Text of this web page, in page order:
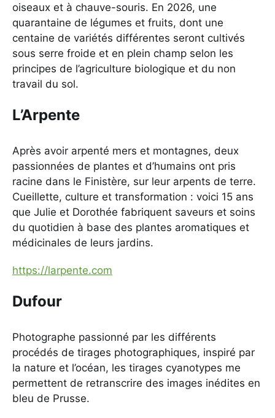
oiseaux et à chauve-souris. En 2026, une
quarantaine de légumes et fruits, dont une
centaine de variétés différentes seront cultivés
sous serre froide et en plein champ selon les
principes de l’agriculture biologique et du non
travail du sol.
L’Arpente
Après avoir arpenté mers et montagnes, deux
passionnées de plantes et d’humains ont pris
racine dans le Finistère, sur leur arpents de terre.
Cueillette, culture et transformation : voici 15 ans
que Julie et Dorothée fabriquent saveurs et soins
du quotidien à base des plantes aromatiques et
médicinales de leurs jardins.
https://larpente.com
Dufour
Photographe passionné par les différents
procédés de tirages photographiques, inspiré par
la nature et l’océan, les tirages cyanotypes me
permettent de retranscrire des images inédites en
bleu de Prusse.